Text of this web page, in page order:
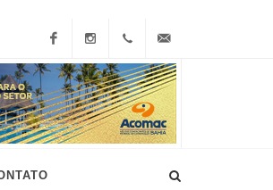
FacebookInstagram
+55
(11)
grau10@grau10.com.br